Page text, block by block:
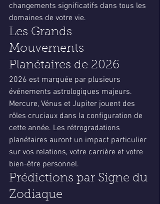
changements significatifs dans tous les
domaines de votre vie.
Les Grands
Mouvements
Planétaires de 2026
2026 est marquée par plusieurs
événements astrologiques majeurs.
Mercure, Vénus et Jupiter jouent des
rôles cruciaux dans la configuration de
cette année. Les rétrogradations
planétaires auront un impact particulier
sur vos relations, votre carrière et votre
bien-être personnel.
Prédictions par Signe du
Zodiaque